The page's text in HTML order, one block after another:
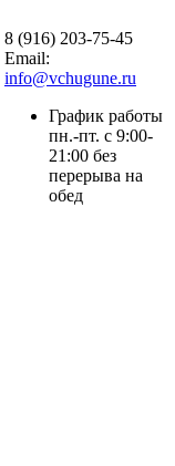
8 (916) 203-75-45
Email:
info@vchugune.ru
График работы
пн.-пт. с 9:00-
21:00 без
перерыва на
обед